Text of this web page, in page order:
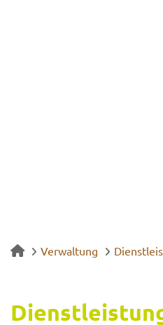
Verwaltung